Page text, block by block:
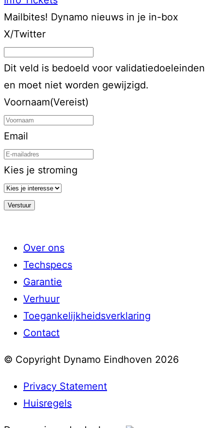
Mailbites! Dynamo nieuws in je in-box
X/Twitter
Dit veld is bedoeld voor validatiedoeleinden
en moet niet worden gewijzigd.
Voornaam(Vereist)
Email
Kies je stroming
Over ons
Techspecs
Garantie
Verhuur
Toegankelijkheidsverklaring
Contact
© Copyright Dynamo Eindhoven 2026
Privacy Statement
Huisregels